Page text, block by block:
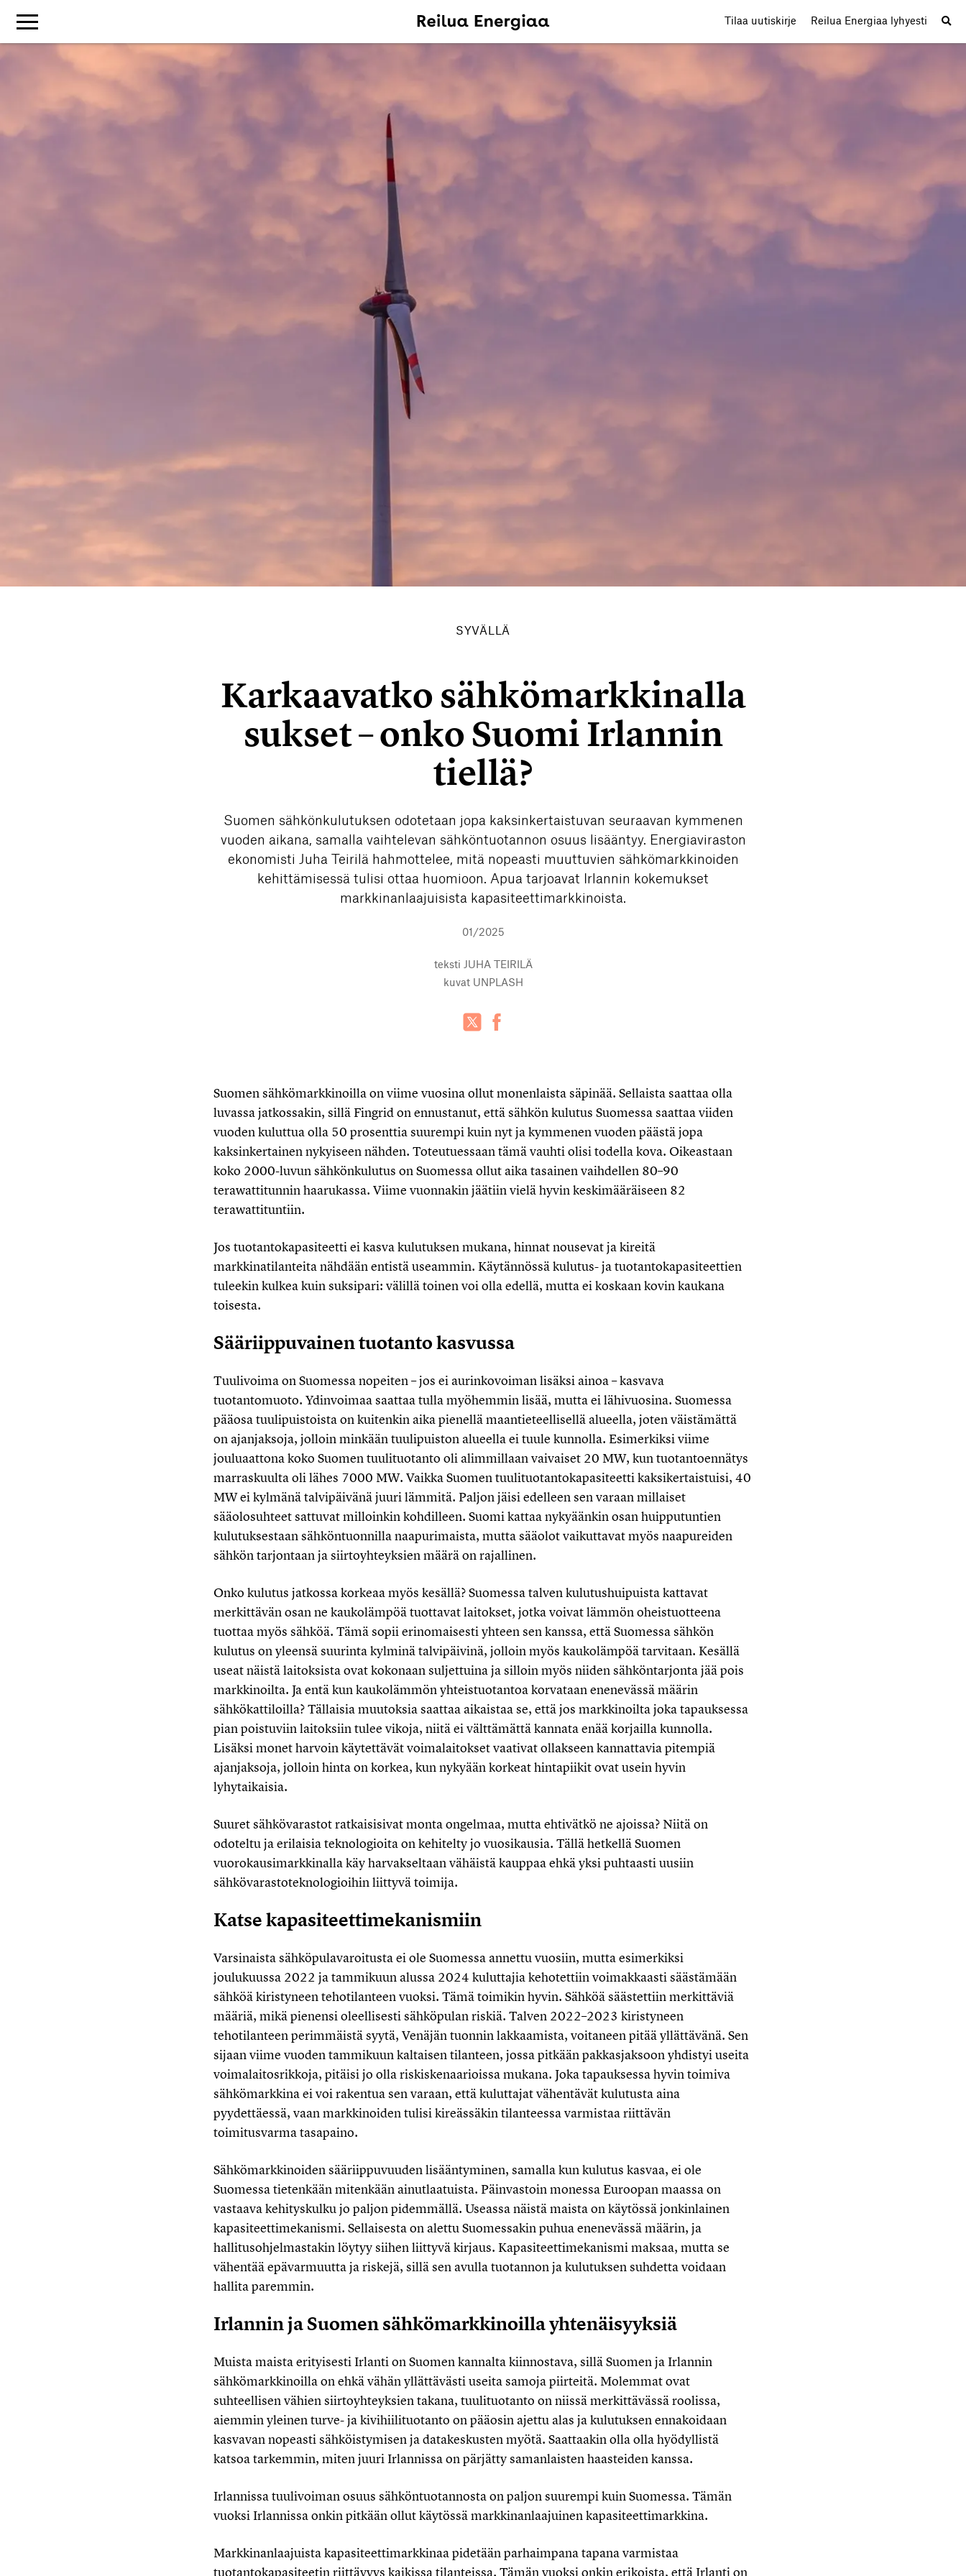
Tilaa uutiskirje Reilua Energiaa lyhyesti
SYVÄLLÄ
Karkaavatko sähkömarkkinalla
sukset – onko Suomi Irlannin
tiellä?
Suomen sähkönkulutuksen odotetaan jopa kaksinkertaistuvan seuraavan kymmenen
vuoden aikana, samalla vaihtelevan sähköntuotannon osuus lisääntyy. Energiaviraston
ekonomisti Juha Teirilä hahmottelee, mitä nopeasti muuttuvien sähkömarkkinoiden
kehittämisessä tulisi ottaa huomioon. Apua tarjoavat Irlannin kokemukset
markkinanlaajuisista kapasiteettimarkkinoista.
01/2025
teksti JUHA TEIRILÄ
kuvat UNPLASH
Suomen sähkömarkkinoilla on viime vuosina ollut monenlaista säpinää. Sellaista saattaa olla
luvassa jatkossakin, sillä Fingrid on ennustanut, että sähkön kulutus Suomessa saattaa viiden
vuoden kuluttua olla 50 prosenttia suurempi kuin nyt ja kymmenen vuoden päästä jopa
kaksinkertainen nykyiseen nähden. Toteutuessaan tämä vauhti olisi todella kova. Oikeastaan
koko 2000-luvun sähkönkulutus on Suomessa ollut aika tasainen vaihdellen 80–90
terawattitunnin haarukassa. Viime vuonnakin jäätiin vielä hyvin keskimääräiseen 82
terawattituntiin.
Jos tuotantokapasiteetti ei kasva kulutuksen mukana, hinnat nousevat ja kireitä
markkinatilanteita nähdään entistä useammin. Käytännössä kulutus- ja tuotantokapasiteettien
tuleekin kulkea kuin suksipari: välillä toinen voi olla edellä, mutta ei koskaan kovin kaukana
toisesta.
Sääriippuvainen tuotanto kasvussa
Tuulivoima on Suomessa nopeiten – jos ei aurinkovoiman lisäksi ainoa – kasvava
tuotantomuoto. Ydinvoimaa saattaa tulla myöhemmin lisää, mutta ei lähivuosina. Suomessa
pääosa tuulipuistoista on kuitenkin aika pienellä maantieteellisellä alueella, joten väistämättä
on ajanjaksoja, jolloin minkään tuulipuiston alueella ei tuule kunnolla. Esimerkiksi viime
jouluaattona koko Suomen tuulituotanto oli alimmillaan vaivaiset 20 MW, kun tuotantoennätys
marraskuulta oli lähes 7000 MW. Vaikka Suomen tuulituotantokapasiteetti kaksikertaistuisi, 40
MW ei kylmänä talvipäivänä juuri lämmitä. Paljon jäisi edelleen sen varaan millaiset
sääolosuhteet sattuvat milloinkin kohdilleen. Suomi kattaa nykyäänkin osan huipputuntien
kulutuksestaan sähköntuonnilla naapurimaista, mutta sääolot vaikuttavat myös naapureiden
sähkön tarjontaan ja siirtoyhteyksien määrä on rajallinen.
Onko kulutus jatkossa korkeaa myös kesällä? Suomessa talven kulutushuipuista kattavat
merkittävän osan ne kaukolämpöä tuottavat laitokset, jotka voivat lämmön oheistuotteena
tuottaa myös sähköä. Tämä sopii erinomaisesti yhteen sen kanssa, että Suomessa sähkön
kulutus on yleensä suurinta kylminä talvipäivinä, jolloin myös kaukolämpöä tarvitaan. Kesällä
useat näistä laitoksista ovat kokonaan suljettuina ja silloin myös niiden sähköntarjonta jää pois
markkinoilta. Ja entä kun kaukolämmön yhteistuotantoa korvataan enenevässä määrin
sähkökattiloilla? Tällaisia muutoksia saattaa aikaistaa se, että jos markkinoilta joka tapauksessa
pian poistuviin laitoksiin tulee vikoja, niitä ei välttämättä kannata enää korjailla kunnolla.
Lisäksi monet harvoin käytettävät voimalaitokset vaativat ollakseen kannattavia pitempiä
ajanjaksoja, jolloin hinta on korkea, kun nykyään korkeat hintapiikit ovat usein hyvin
lyhytaikaisia.
Suuret sähkövarastot ratkaisisivat monta ongelmaa, mutta ehtivätkö ne ajoissa? Niitä on
odoteltu ja erilaisia teknologioita on kehitelty jo vuosikausia. Tällä hetkellä Suomen
vuorokausimarkkinalla käy harvakseltaan vähäistä kauppaa ehkä yksi puhtaasti uusiin
sähkövarastoteknologioihin liittyvä toimija.
Katse kapasiteettimekanismiin
Varsinaista sähköpulavaroitusta ei ole Suomessa annettu vuosiin, mutta esimerkiksi
joulukuussa 2022 ja tammikuun alussa 2024 kuluttajia kehotettiin voimakkaasti säästämään
sähköä kiristyneen tehotilanteen vuoksi. Tämä toimikin hyvin. Sähköä säästettiin merkittäviä
määriä, mikä pienensi oleellisesti sähköpulan riskiä. Talven 2022–2023 kiristyneen
tehotilanteen perimmäistä syytä, Venäjän tuonnin lakkaamista, voitaneen pitää yllättävänä. Sen
sijaan viime vuoden tammikuun kaltaisen tilanteen, jossa pitkään pakkasjaksoon yhdistyi useita
voimalaitosrikkoja, pitäisi jo olla riskiskenaarioissa mukana. Joka tapauksessa hyvin toimiva
sähkömarkkina ei voi rakentua sen varaan, että kuluttajat vähentävät kulutusta aina
pyydettäessä, vaan markkinoiden tulisi kireässäkin tilanteessa varmistaa riittävän
toimitusvarma tasapaino.
Sähkömarkkinoiden sääriippuvuuden lisääntyminen, samalla kun kulutus kasvaa, ei ole
Suomessa tietenkään mitenkään ainutlaatuista. Päinvastoin monessa Euroopan maassa on
vastaava kehityskulku jo paljon pidemmällä. Useassa näistä maista on käytössä jonkinlainen
kapasiteettimekanismi. Sellaisesta on alettu Suomessakin puhua enenevässä määrin, ja
hallitusohjelmastakin löytyy siihen liittyvä kirjaus. Kapasiteettimekanismi maksaa, mutta se
vähentää epävarmuutta ja riskejä, sillä sen avulla tuotannon ja kulutuksen suhdetta voidaan
hallita paremmin.
Irlannin ja Suomen sähkömarkkinoilla yhtenäisyyksiä
Muista maista erityisesti Irlanti on Suomen kannalta kiinnostava, sillä Suomen ja Irlannin
sähkömarkkinoilla on ehkä vähän yllättävästi useita samoja piirteitä. Molemmat ovat
suhteellisen vähien siirtoyhteyksien takana, tuulituotanto on niissä merkittävässä roolissa,
aiemmin yleinen turve- ja kivihiilituotanto on pääosin ajettu alas ja kulutuksen ennakoidaan
kasvavan nopeasti sähköistymisen ja datakeskusten myötä. Saattaakin olla olla hyödyllistä
katsoa tarkemmin, miten juuri Irlannissa on pärjätty samanlaisten haasteiden kanssa.
Irlannissa tuulivoiman osuus sähköntuotannosta on paljon suurempi kuin Suomessa. Tämän
vuoksi Irlannissa onkin pitkään ollut käytössä markkinanlaajuinen kapasiteettimarkkina.
Markkinanlaajuista kapasiteettimarkkinaa pidetään parhaimpana tapana varmistaa
tuotantokapasiteetin riittävyys kaikissa tilanteissa. Tämän vuoksi onkin erikoista, että Irlanti on